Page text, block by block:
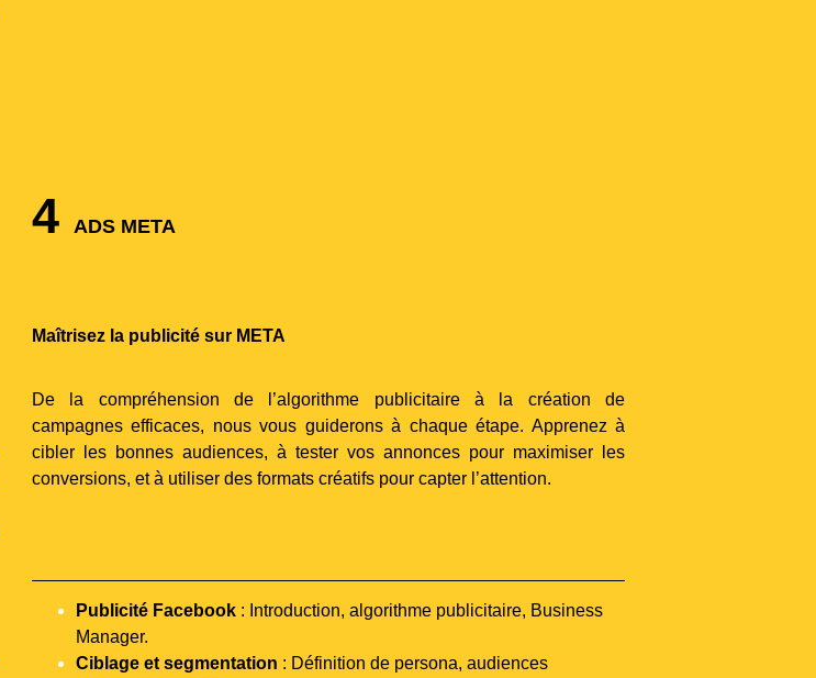
4 ADS META
Maîtrisez la publicité sur META
De la compréhension de l’algorithme publicitaire à la création de
campagnes efficaces, nous vous guiderons à chaque étape. Apprenez à
cibler les bonnes audiences, à tester vos annonces pour maximiser les
conversions, et à utiliser des formats créatifs pour capter l’attention.
Publicité Facebook : Introduction, algorithme publicitaire, Business
Manager.
Ciblage et segmentation : Définition de persona, audiences